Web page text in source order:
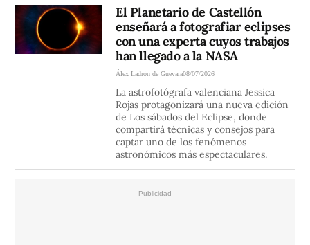
El Planetario de Castellón
enseñará a fotografiar eclipses
con una experta cuyos trabajos
han llegado a la NASA
Álex Ladrón de Guevara08/07/2026
La astrofotógrafa valenciana Jessica
Rojas protagonizará una nueva edición
de Los sábados del Eclipse, donde
compartirá técnicas y consejos para
captar uno de los fenómenos
astronómicos más espectaculares.